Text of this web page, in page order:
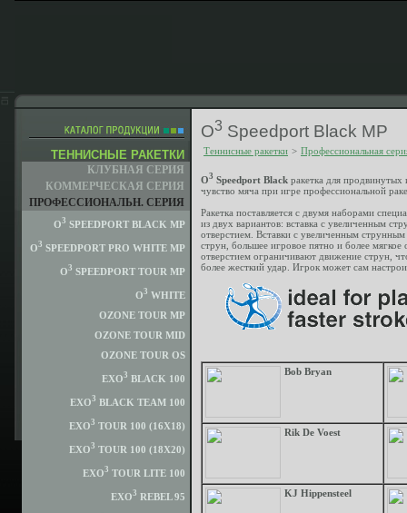
ТЕННИСНЫЕ РАКЕТКИ
КЛУБНАЯ СЕРИЯ
КОММЕРЧЕСКАЯ СЕРИЯ
ПРОФЕССИОНАЛЬН. СЕРИЯ
O3 SPEEDPORT BLACK MP
O3 SPEEDPORT PRO WHITE MP
O3 SPEEDPORT TOUR MP
O3 WHITE
OZONE TOUR MP
OZONE TOUR MID
OZONE TOUR OS
EXO3 BLACK 100
EXO3 BLACK TEAM 100
EXO3 TOUR 100 (16X18)
EXO3 TOUR 100 (18X20)
EXO3 TOUR LITE 100
EXO3 REBEL 95
O3 Speedport Black MP
Теннисные ракетки > Профессиональная
O3 Speedport Black ракетка для
чувство мяча при игре профессиональной
Ракетка поставляется с двумя наборами
из двух вариантов: вставка с увеличенным
отверстием. Вставки с увеличенным
струн, большее игровое пятно и более
отверстием ограничивают движение струн,
более жесткий удар. Игрок может сам
Bob Bryan
Rik De Voest
KJ Hippensteel